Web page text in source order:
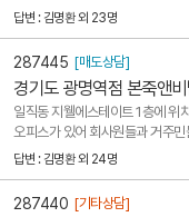
답변 : 김명환 외 23명
287445 [매도상담]
경기도 광명역점 본죽앤
일직동 지웰에스테이트 1층에 위
오피스가 있어 회사원들과 거주
잡고 있어, 환자분들도 자주 찾는
답변 : 김명환 외 24명
287440 [기타상담]